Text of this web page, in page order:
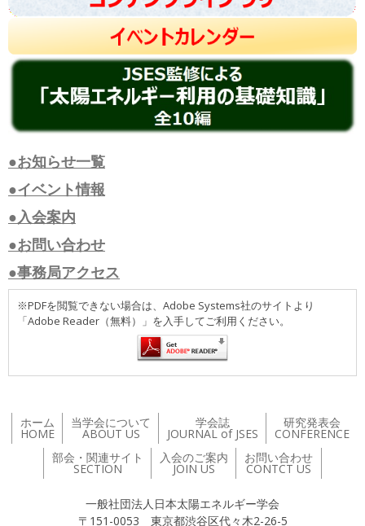
●お知らせ一覧
●イベント情報
●入会案内
●お問い合わせ
●事務局アクセス
※PDFを閲覧できない場合は、Adobe Systems社のサイトより
「Adobe Reader（無料）」を入手してご利用ください。
ホーム
HOME
当学会について
ABOUT US
学会誌
JOURNAL of JSES
研究発表会
CONFERENCE
部会・関連サイト
SECTION
入会のご案内
JOIN US
お問い合わせ
CONTCT US
一般社団法人日本太陽エネルギー学会
〒151-0053 東京都渋谷区代々木2-26-5